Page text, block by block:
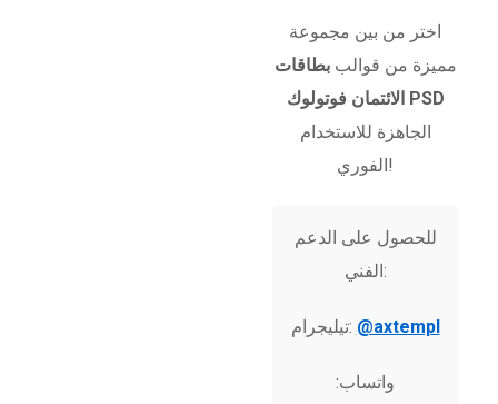
اختر من بين مجموعة
مميزة من قوالببطاقات
الائتمان فوتولوك PSD
الجاهزة للاستخدام
الفوري!
للحصول على الدعم
الفني:
تيليجرام: @axtempl
واتساب: